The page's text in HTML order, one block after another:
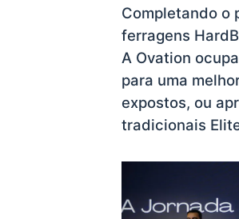
Completando o
ferragens
A Ovation
para uma
expostos, ou
tradicionais